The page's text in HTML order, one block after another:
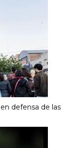
defensa de las